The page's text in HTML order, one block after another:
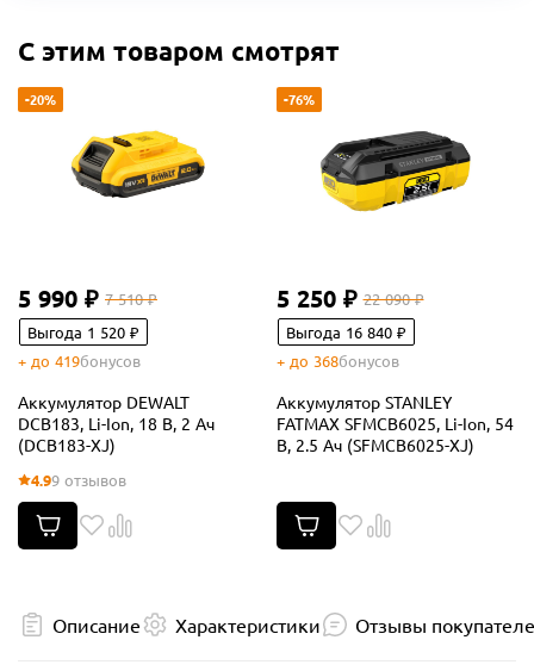
С этим товаром смотрят
-20%
5 990 ₽ 7 510 ₽
Выгода 1 520 ₽
+ до 419бонусов
Аккумулятор DEWALT
DCB183, Li-Ion, 18 В, 2 Ач
(DCB183-XJ)
4.99 отзывов
-76%
5 250 ₽ 22 090 ₽
Выгода 16 840 ₽
+ до 368бонусов
Аккумулятор STANLEY
FATMAX SFMCB6025, Li-Ion, 54
В, 2.5 Ач (SFMCB6025-XJ)
Описание Характеристики Отзывы